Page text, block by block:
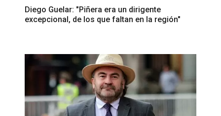
Diego Guelar: "Piñera era un dirigente
excepcional, de los que faltan en la región"